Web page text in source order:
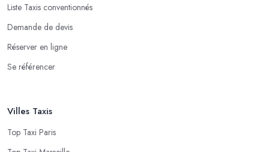
Liste Taxis conventionnés
Demande de devis
Réserver en ligne
Se référencer
Villes Taxis
Top Taxi Paris